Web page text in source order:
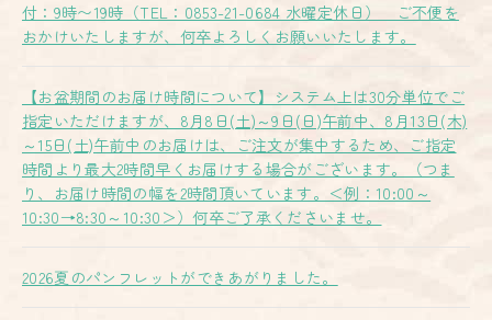
付：9時〜19時（TEL：0853-21-0684 水曜定休日） ご不便を
おかけいたしますが、何卒よろしくお願いいたします。
【お盆期間のお届け時間について】システム上は30分単位でご
指定いただけますが、8月8日(土)～9日(日)午前中、8月13日(木)
～15日(土)午前中のお届けは、ご注文が集中するため、ご指定
時間より最大2時間早くお届けする場合がございます。（つま
り、お届け時間の幅を2時間頂いています。＜例：10:00～
10:30→8:30～10:30＞）何卒ご了承くださいませ。
2026夏のパンフレットができあがりました。